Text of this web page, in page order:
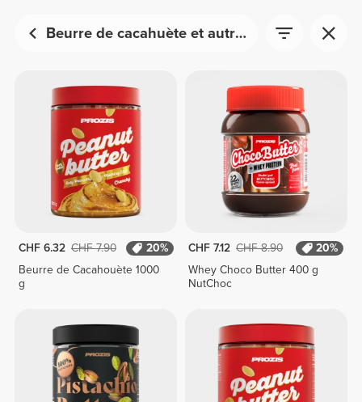
Beurre de cacahuète et autres
CHF 6.32 CHF 7.90
20%
Beurre de Cacahouète 1000
g
CHF 7.12 CHF 8.90
20%
Whey Choco Butter 400 g
NutChoc